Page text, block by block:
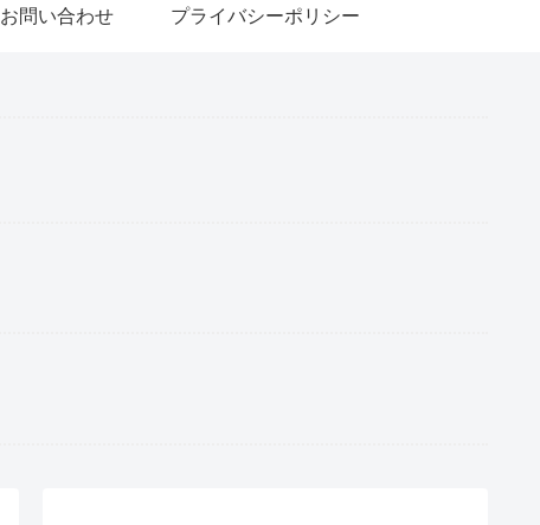
お問い合わせ プライバシーポリシー